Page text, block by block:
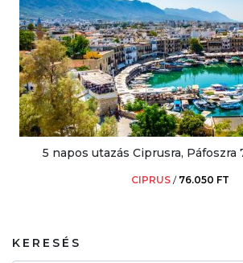
5 napos utazás Ciprusra, Páfoszra
CIPRUS / 76.050 FT
KERESÉS